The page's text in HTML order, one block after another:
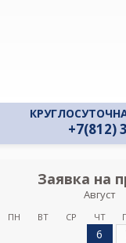
+7(812)
Заявка на
Август
ПН ВТ СР ЧТ
6